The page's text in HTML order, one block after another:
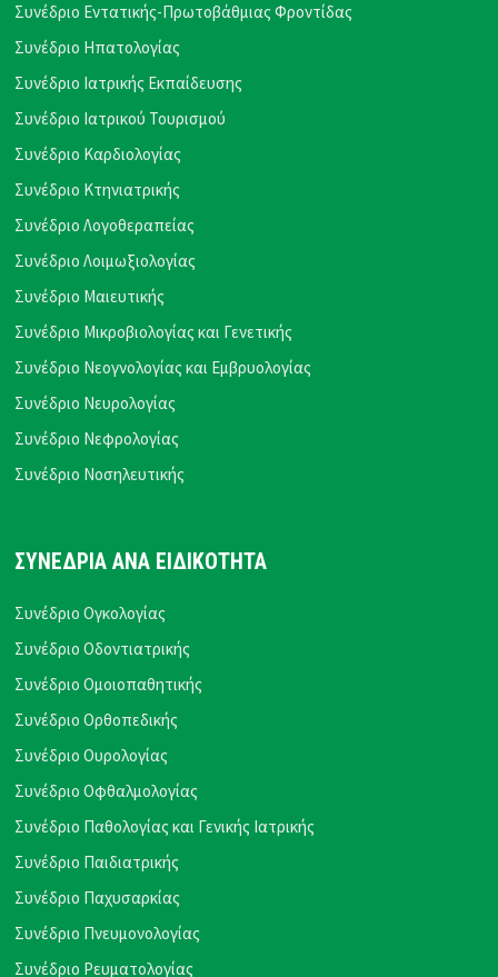
Συνέδριο Εντατικής-Πρωτοβάθμιας Φροντίδας
Συνέδριο Ηπατολογίας
Συνέδριο Ιατρικής Εκπαίδευσης
Συνέδριο Ιατρικού Τουρισμού
Συνέδριο Καρδιολογίας
Συνέδριο Κτηνιατρικής
Συνέδριο Λογοθεραπείας
Συνέδριο Λοιμωξιολογίας
Συνέδριο Μαιευτικής
Συνέδριο Μικροβιολογίας και Γενετικής
Συνέδριο Νεογνολογίας και Εμβρυολογίας
Συνέδριο Νευρολογίας
Συνέδριο Νεφρολογίας
Συνέδριο Νοσηλευτικής
ΣΥΝΕΔΡΙΑ ΑΝΑ ΕΙΔΙΚΟΤΗΤΑ
Συνέδριο Ογκολογίας
Συνέδριο Οδοντιατρικής
Συνέδριο Ομοιοπαθητικής
Συνέδριο Ορθοπεδικής
Συνέδριο Ουρολογίας
Συνέδριο Οφθαλμολογίας
Συνέδριο Παθολογίας και Γενικής Ιατρικής
Συνέδριο Παιδιατρικής
Συνέδριο Παχυσαρκίας
Συνέδριο Πνευμονολογίας
Συνέδριο Ρευματολογίας